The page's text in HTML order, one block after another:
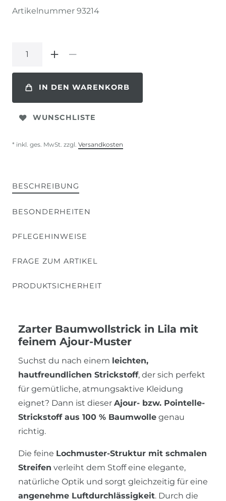
Artikelnummer 93214
IN DEN WARENKORB
WUNSCHLISTE
* inkl. ges. MwSt. zzgl. Versandkosten
BESCHREIBUNG
BESONDERHEITEN
PFLEGEHINWEISE
FRAGE ZUM ARTIKEL
PRODUKTSICHERHEIT
Zarter Baumwollstrick in Lila mit
feinem Ajour-Muster
Suchst du nach einem leichten,
hautfreundlichen Strickstoff, der sich perfekt
für gemütliche, atmungsaktive Kleidung
eignet? Dann ist dieser Ajour- bzw. Pointelle-
Strickstoff aus 100 % Baumwolle genau
richtig.
Die feine Lochmuster-Struktur mit schmalen
Streifen verleiht dem Stoff eine elegante,
natürliche Optik und sorgt gleichzeitig für eine
angenehme Luftdurchlässigkeit. Durch die